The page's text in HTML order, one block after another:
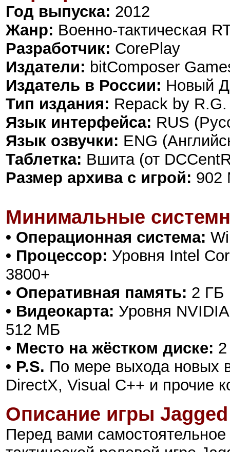
Год выпуска: 2012
Жанр: Военно-тактическая
Разработчик: CorePlay
Издатели: bitComposer
Издатель в России: Новый
Тип издания: Repack by
Язык интерфейса: RUS
Язык озвучки: ENG
Таблетка: Вшита (от
Размер архива с игрой: 902
Минимальные
• Операционная система:
• Процессор: Уровня Intel
3800+
• Оперативная память: 2 ГБ
• Видеокарта: Уровня
512 МБ
• Место на жёстком диске:
• P.S. По мере выхода новых
DirectX, Visual C++ и прочие
Описание игры
Перед вами